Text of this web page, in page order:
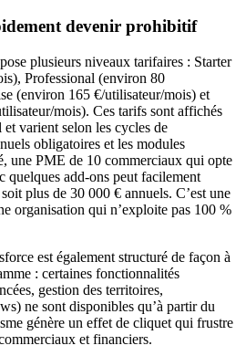
devenir prohibitif
plusieurs niveaux tarifaires : Starter
Professional (environ 80
(environ 165 €/utilisateur/mois) et
mois). Ces tarifs sont affichés
varient selon les cycles de
obligatoires et les modules
une PME de 10 commerciaux qui opte
quelques add-ons peut facilement
plus de 30 000 € annuels. C’est une
organisation qui n’exploite pas 100 %
est également structuré de façon à
: certaines fonctionnalités
gestion des territoires,
ne sont disponibles qu’à partir du
génère un effet de cliquet qui frustre
et financiers.